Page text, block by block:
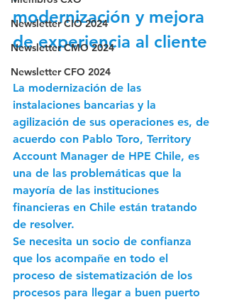
Newsletter CIO 2024
Newsletter CMO 2024
Newsletter CFO 2024
modernización y mejora
de experiencia al cliente
La modernización de las
instalaciones bancarias y la
agilización de sus operaciones es, de
acuerdo con Pablo Toro, Territory
Account Manager de HPE Chile, es
una de las problemáticas que la
mayoría de las instituciones
financieras en Chile están tratando
de resolver.
Se necesita un socio de confianza
que los acompañe en todo el
proceso de sistematización de los
procesos para llegar a buen puerto